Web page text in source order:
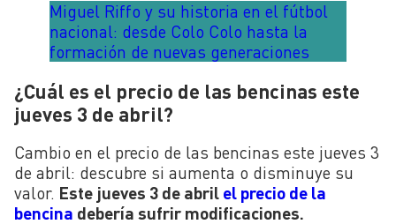
Miguel Riffo y su historia en el fútbol
nacional: desde Colo Colo hasta la
formación de nuevas generaciones
¿Cuál es el precio de las bencinas este
jueves 3 de abril?
Cambio en el precio de las bencinas este jueves 3
de abril: descubre si aumenta o disminuye su
valor. Este jueves 3 de abril el precio de la
bencina debería sufrir modificaciones.